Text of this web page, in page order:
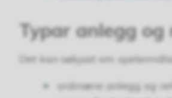
Typar anlegg
Det kan søkjast om
ordinære anlegg og